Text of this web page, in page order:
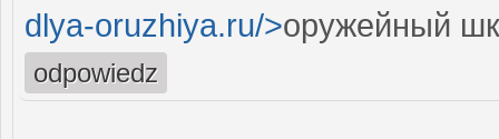
dlya-oruzhiya.ru/>оружейный
odpowiedz